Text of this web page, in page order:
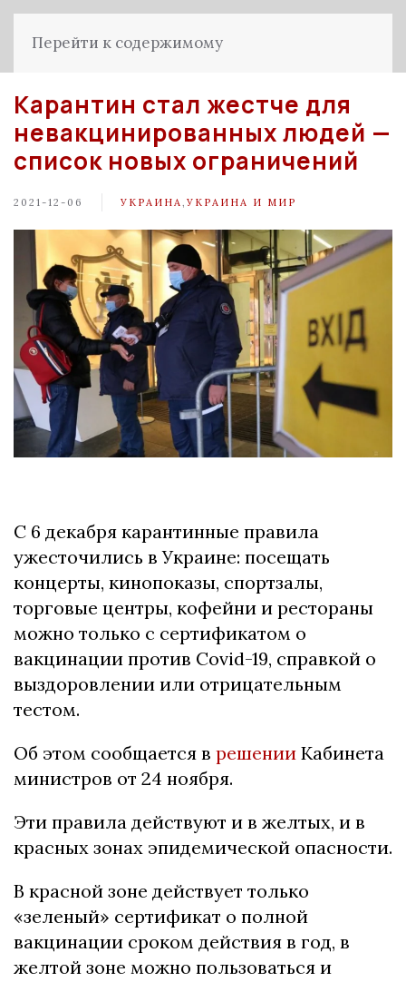
Перейти к содержимому
Карантин стал жестче для
невакцинированных людей —
список новых ограничений
2021-12-06 УКРАИНА УКРАИНА И МИР
С 6 декабря карантинные правила
ужесточились в Украине: посещать
концерты, кинопоказы, спортзалы,
торговые центры, кофейни и рестораны
можно только с сертификатом о
вакцинации против Covid-19, справкой о
выздоровлении или отрицательным
тестом.
Об этом сообщается в решении Кабинета
министров от 24 ноября.
Эти правила действуют и в желтых, и в
красных зонах эпидемической опасности.
В красной зоне действует только
«зеленый» сертификат о полной
вакцинации сроком действия в год, в
желтой зоне можно пользоваться и